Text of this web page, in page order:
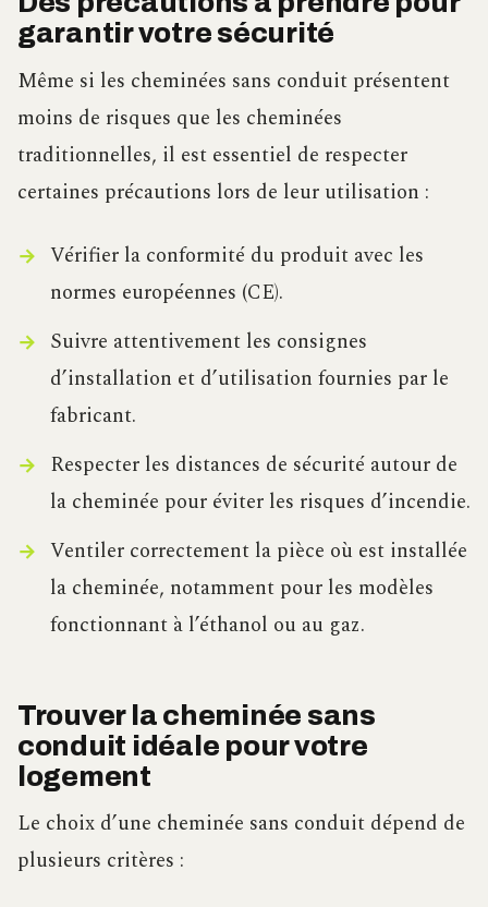
garantir votre sécurité
Même si les cheminées sans conduit présentent
moins de risques que les cheminées
traditionnelles, il est essentiel de respecter
certaines précautions lors de leur utilisation :
Vérifier la conformité du produit avec les
normes européennes (CE).
Suivre attentivement les consignes
d’installation et d’utilisation fournies par le
fabricant.
Respecter les distances de sécurité autour de
la cheminée pour éviter les risques d’incendie.
Ventiler correctement la pièce où est installée
la cheminée, notamment pour les modèles
fonctionnant à l’éthanol ou au gaz.
Trouver la cheminée sans
conduit idéale pour votre
logement
Le choix d’une cheminée sans conduit dépend de
plusieurs critères :